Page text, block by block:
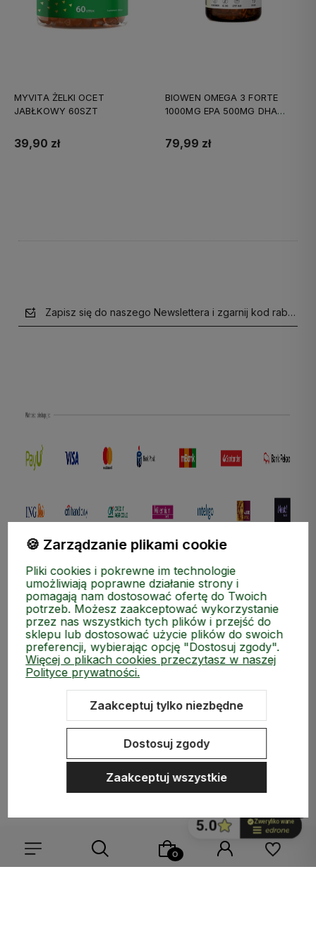
MYVITA ŻELKI OCET
JABŁKOWY 60SZT
39,90 zł
BIOWEN OMEGA 3 FORTE
1000MG EPA 500MG DHA
79,99 zł
Zapisz się do naszego Newslettera i zgarnij kod
MEDIA SPOŁECZNOŚCIOWE
MOJE KONTO
🍪 Zarządzanie plikami cookie
Pliki cookies i pokrewne im technologie
umożliwiają poprawne działanie strony i
pomagają nam dostosować ofertę do Twoich
potrzeb. Możesz zaakceptować wykorzystanie
przez nas wszystkich tych plików i przejść do
sklepu lub dostosować użycie plików do swoich
preferencji, wybierając opcję "Dostosuj zgody".
Więcej o plikach cookies przeczytasz w naszej
Polityce prywatności.
Zaakceptuj tylko niezbędne
Dostosuj zgody
Zaakceptuj wszystkie